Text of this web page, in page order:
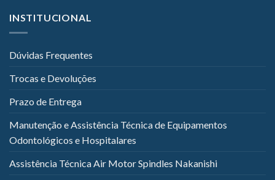
INSTITUCIONAL
Dúvidas Frequentes
Trocas e Devoluções
Prazo de Entrega
Manutenção e Assistência Técnica de Equipamentos
Odontológicos e Hospitalares
Assistência Técnica Air Motor Spindles Nakanishi